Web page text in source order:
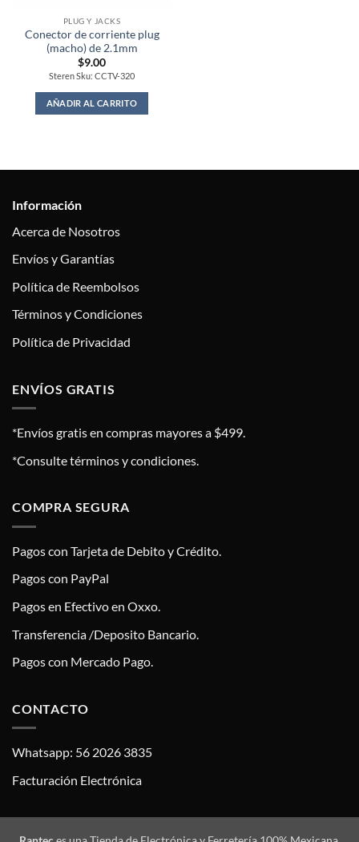
PLUG Y JACKS
Conector de corriente plug
(macho) de 2.1mm
$9.00
Steren Sku: CCTV-320
AÑADIR AL CARRITO
Información
Acerca de Nosotros
Envíos y Garantías
Política de Reembolsos
Términos y Condiciones
Política de Privacidad
ENVÍOS GRATIS
*Envíos gratis en compras mayores a $499.
*Consulte términos y condiciones.
COMPRA SEGURA
Pagos con Tarjeta de Debito y Crédito.
Pagos con PayPal
Pagos en Efectivo en Oxxo.
Transferencia /Deposito Bancario.
Pagos con Mercado Pago.
CONTACTO
Whatsapp: 56 2026 3835
Facturación Electrónica